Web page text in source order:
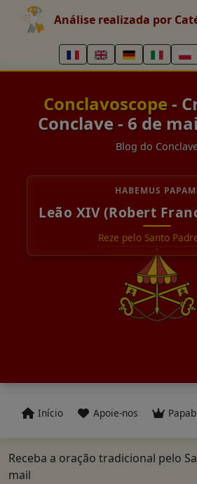
Análise realizada por
Conclavoscope -
Conclave - 6 de
Blog do
HABEMUS
Leão XIV (Robert
Reze pelo Santo
Início Apoie-nos
Receba a oração tradicional pelo
mail